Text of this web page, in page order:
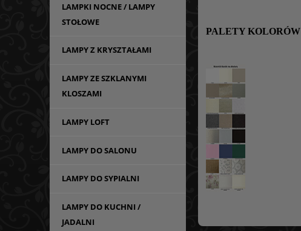
LAMPKI NOCNE / LAMPY
STOŁOWE
LAMPY Z KRYSZTAŁAMI
LAMPY ZE SZKLANYMI
KLOSZAMI
LAMPY LOFT
LAMPY DO SALONU
LAMPY DO SYPIALNI
LAMPY DO KUCHNI /
JADALNI
PALETY KOLORÓW